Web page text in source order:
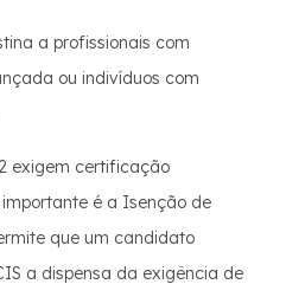
a profissionais com
ou indivíduos com
exigem certificação
é a Isenção de
que um candidato
a dispensa da exigência de